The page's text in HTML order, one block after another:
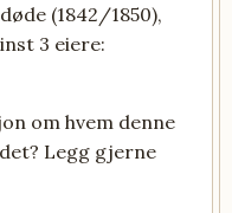
(1842/1850),
3 eiere:
om hvem denne
Legg gjerne